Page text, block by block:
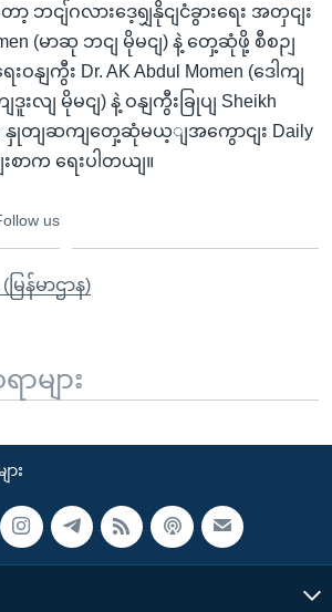
ာ့ ဘငျ်ဂလားဒေ့ရျှနိုငျငံခွားရေး အတှငျး
(မာဆု ဘငျ မိုမငျ) နဲ့ တှေ့ဆုံဖို့ စီစဉျ
ဝနျကွီး Dr. AK Abdul Momen (ဒေါကျ
လျ မိုမငျ) နဲ့ ဝနျကွီးခြုပျ Sheikh
နှုတျဆကျတှေ့ဆုံမယ့ျအကွောငျး Daily
စာက ရေးပါတယျ။
us
ြန်မာဌာန)
များ
း